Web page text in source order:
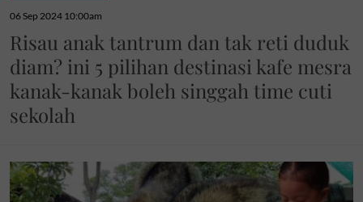
06 Sep 2024 10:00am
Risau anak tantrum dan tak reti duduk
diam? ini 5 pilihan destinasi kafe mesra
kanak-kanak boleh singgah time cuti
sekolah